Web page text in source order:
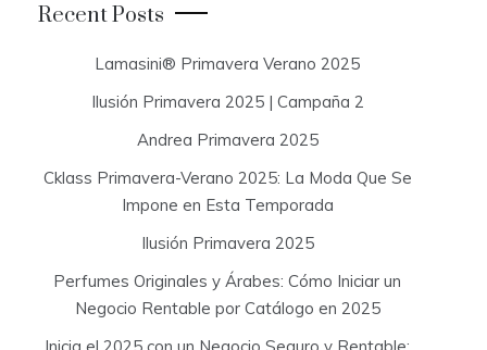
r
:
Recent Posts
Lamasini® Primavera Verano 2025
Ilusión Primavera 2025 | Campaña 2
Andrea Primavera 2025
Cklass Primavera-Verano 2025: La Moda Que Se
Impone en Esta Temporada
Ilusión Primavera 2025
Perfumes Originales y Árabes: Cómo Iniciar un
Negocio Rentable por Catálogo en 2025
Inicia el 2025 con un Negocio Seguro y Rentable: